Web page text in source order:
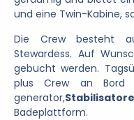
und eine Twin-Kabine,
Die Crew besteht
Stewardess. Auf
gebucht werden.
plus Crew an Bord
generator,
Badeplattform.